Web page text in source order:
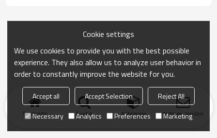
Startseite Suche Kategorie Anfrage senden
Cookie settings
We use cookies to provide you with the best possible
experience. They also allow us to analyze user behavior in
order to constantly improve the website for you.
Accept all Accept Selection
Reject All
Necessary
Analytics Preferences Marketing